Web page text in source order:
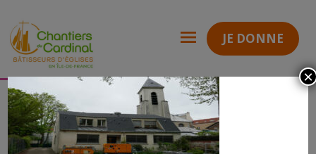
JE DONNE
Chantiers
du
Cardinal
HP MOBILE SEVRAN
HP MOBILE SEVRAN
×